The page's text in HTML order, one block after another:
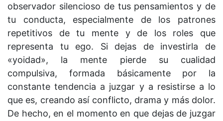
observador silencioso de tus pensamientos y de
tu conducta, especialmente de los patrones
repetitivos de tu mente y de los roles que
representa tu ego. Si dejas de investirla de
«yoidad», la mente pierde su cualidad
compulsiva, formada básicamente por la
constante tendencia a juzgar y a resistirse a lo
que es, creando así conflicto, drama y más dolor.
De hecho, en el momento en que dejas de juzgar